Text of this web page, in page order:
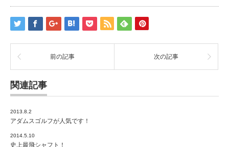
前の記事 次の記事
関連記事
2013.8.2
アダムスゴルフが人気です！
2014.5.10
史上最飛シャフト！